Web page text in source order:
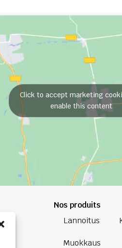
Click to accept marketing
enable this content
Nos produits
Lannoitus
Muokkaus